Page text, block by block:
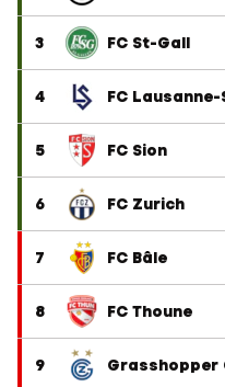
3 FC St-Gall
4 FC
5 FC Sion
6 FC Zurich
7 FC Bâle
8 FC Thoune
9 Grasshopper